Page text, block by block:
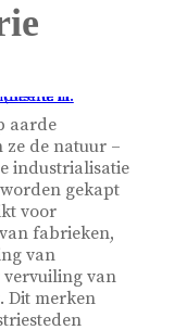
aarde
de natuur –
industrialisatie
gekapt
voor
fabrieken,
van
vervuiling van
Dit merken